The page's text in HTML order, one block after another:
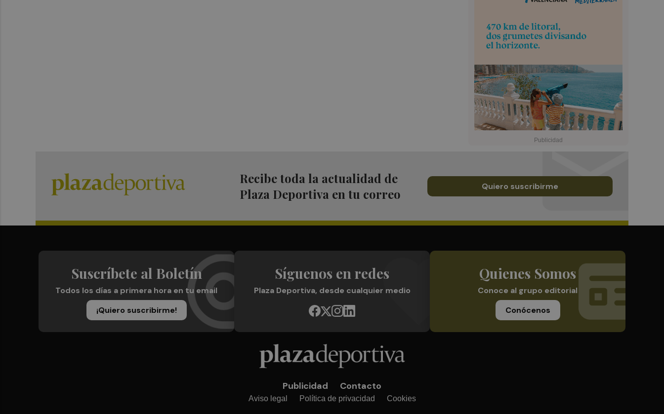
Recibe toda la actualidad de
Plaza Deportiva en tu correo
Quiero suscribirme
Suscríbete al Boletín
Todos los días a primera hora en tu email
¡Quiero suscribirme!
Síguenos en redes
Plaza Deportiva, desde cualquier medio
Quienes Somos
Conoce al grupo editorial
Conócenos
Publicidad Contacto
Aviso legal Política de privacidad Cookies